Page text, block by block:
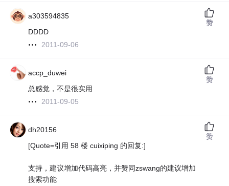
a303594835
DDDD
2011-09-06
赞
accp_duwei
总感觉，不是很实用
2011-09-05
赞
dh20156
[Quote=引用 58 楼 cuixiping 的回复:]
支持，建议增加代码高亮，并赞同zswang的建议增加
搜索功能
赞